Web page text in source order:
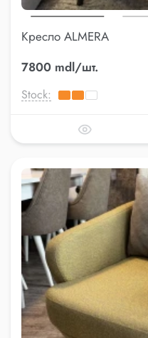
Кресло ALMERA
7800 mdl/шт.
Stock: